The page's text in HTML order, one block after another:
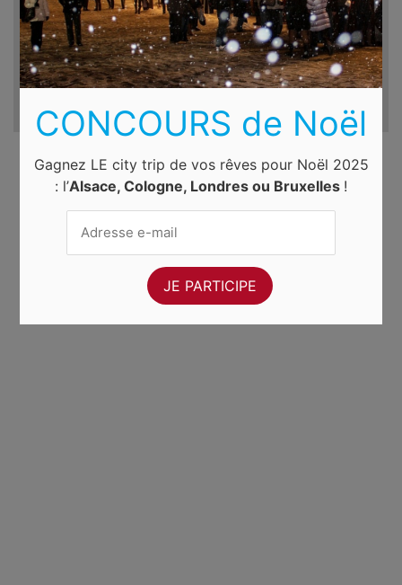
CONCOURS de Noël
Gagnez LE city trip de vos rêves pour Noël 2025
: l’Alsace, Cologne, Londres ou Bruxelles !